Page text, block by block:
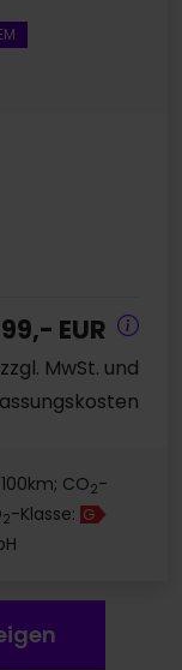
EUR
zzgl. MwSt. und
CO2-
2-Klasse: G